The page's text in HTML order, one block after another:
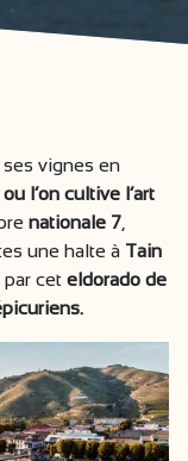
ses vignes en
l’on cultive l’art
nationale 7
une halte à Tain
cet eldorado de